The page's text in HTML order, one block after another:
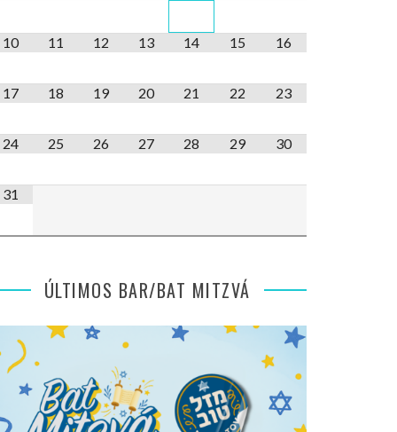
10 11 12 13 14 15 16
17 18 19 20 21 22 23
24 25 26 27 28 29 30
31
ÚLTIMOS BAR/BAT MITZVÁ